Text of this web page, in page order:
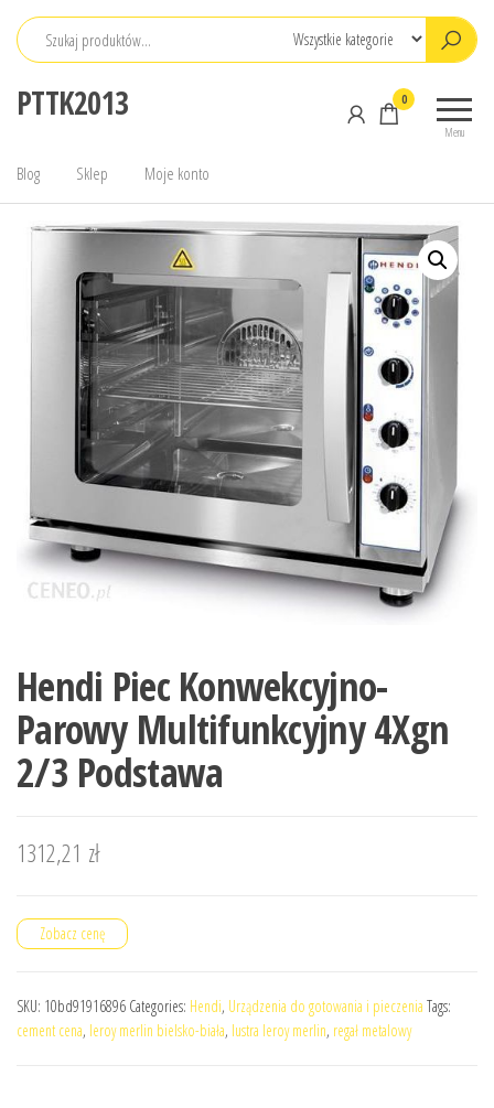
Przejdź
PTTK2013
Menu
0
Blog Sklep Moje konto
Hendi Piec Konwekcyjno-
Parowy Multifunkcyjny 4Xgn
2/3 Podstawa
1312,21 zł
Zobacz cenę
SKU: 10bd91916896 Categories: Hendi, Urządzenia do gotowania i pieczenia Tags:
cement cena, leroy merlin bielsko-biała, lustra leroy merlin, regał metalowy